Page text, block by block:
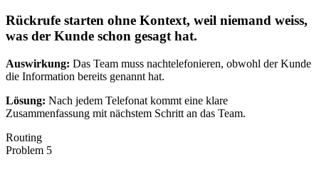
Rückrufe starten ohne Kontext, weil niemand weiss,
was der Kunde schon gesagt hat.
Auswirkung: Das Team muss nachtelefonieren, obwohl der Kunde
die Information bereits genannt hat.
Lösung: Nach jedem Telefonat kommt eine klare
Zusammenfassung mit nächstem Schritt an das Team.
Routing
Problem 5